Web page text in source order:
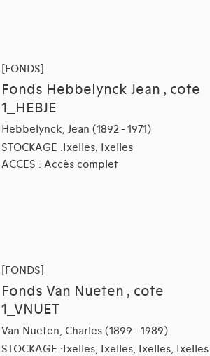
[FONDS]
Fonds Hebbelynck Jean , cote
1_HEBJE
Hebbelynck, Jean (1892 - 1971)
STOCKAGE :Ixelles, Ixelles
ACCES : Accès complet
[FONDS]
Fonds Van Nueten , cote
1_VNUET
Van Nueten, Charles (1899 - 1989)
STOCKAGE :Ixelles, Ixelles, Ixelles, Ixelles